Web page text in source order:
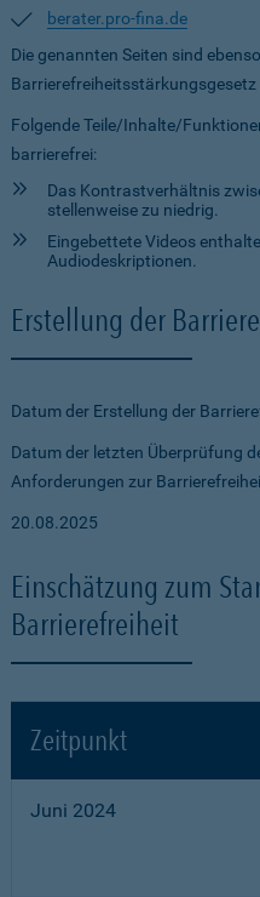
berater.pro-fina.de
Die genannten Seiten sind ebenso
Barrierefreiheitsstärkungsgesetz
Folgende Teile/Inhalte/
barrierefrei:
Das Kontrastverhältnis
stellenweise zu niedrig.
Eingebettete Videos
Audiodeskriptionen.
Erstellung der
Datum der Erstellung der
Datum der letzten Überprüfung
Anforderungen zur
20.08.2025
Einschätzung zum
Barrierefreiheit
Zeitpunkt
Juni 2024